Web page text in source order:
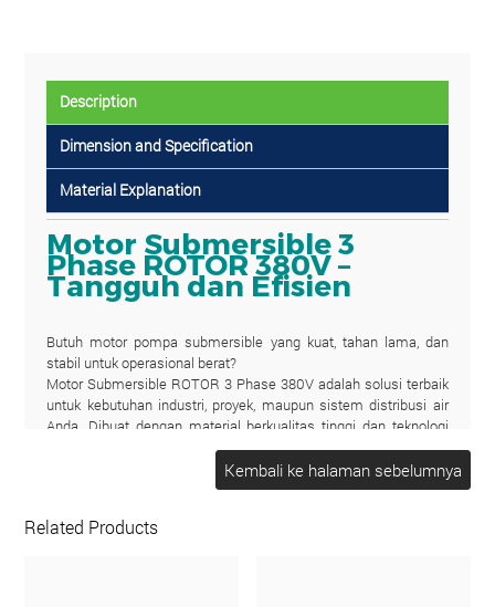
Description
Dimension and Specification
Material Explanation
Motor Submersible 3
Phase ROTOR 380V –
Tangguh dan Efisien
Butuh motor pompa submersible yang kuat, tahan lama, dan
stabil untuk operasional berat?
Motor Submersible ROTOR 3 Phase 380V adalah solusi terbaik
untuk kebutuhan industri, proyek, maupun sistem distribusi air
Anda. Dibuat dengan material berkualitas tinggi dan teknologi
presisi, motor ini mampu bekerja di kondisi ekstrem sekalipun
dengan performa tetap optimal.
Tenaga 3 Phase 380V – Lebih stabil & efisien untuk
Related Products